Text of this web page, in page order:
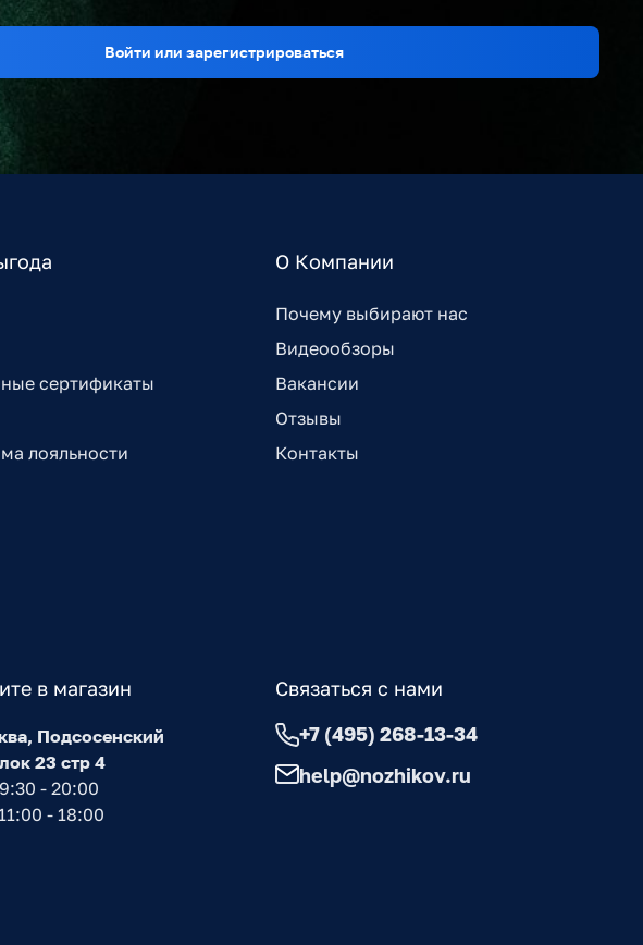
Войти или зарегистрироваться
сертификаты
лояльности
О Компании
Почему выбирают нас
Видеообзоры
Вакансии
Отзывы
Контакты
в магазин
Подсосенский
23 стр 4
- 20:00
- 18:00
Связаться с нами
+7 (495) 268-13-34
help@nozhikov.ru